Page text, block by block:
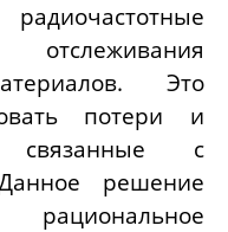
Это
потери и
связанные с
решение